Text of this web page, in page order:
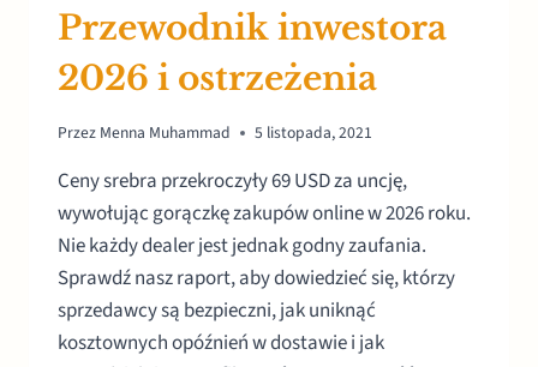
Przewodnik inwestora
2026 i ostrzeżenia
Przez Menna Muhammad 5 listopada, 2021
Ceny srebra przekroczyły 69 USD za uncję,
wywołując gorączkę zakupów online w 2026 roku.
Nie każdy dealer jest jednak godny zaufania.
Sprawdź nasz raport, aby dowiedzieć się, którzy
sprzedawcy są bezpieczni, jak uniknąć
kosztownych opóźnień w dostawie i jak